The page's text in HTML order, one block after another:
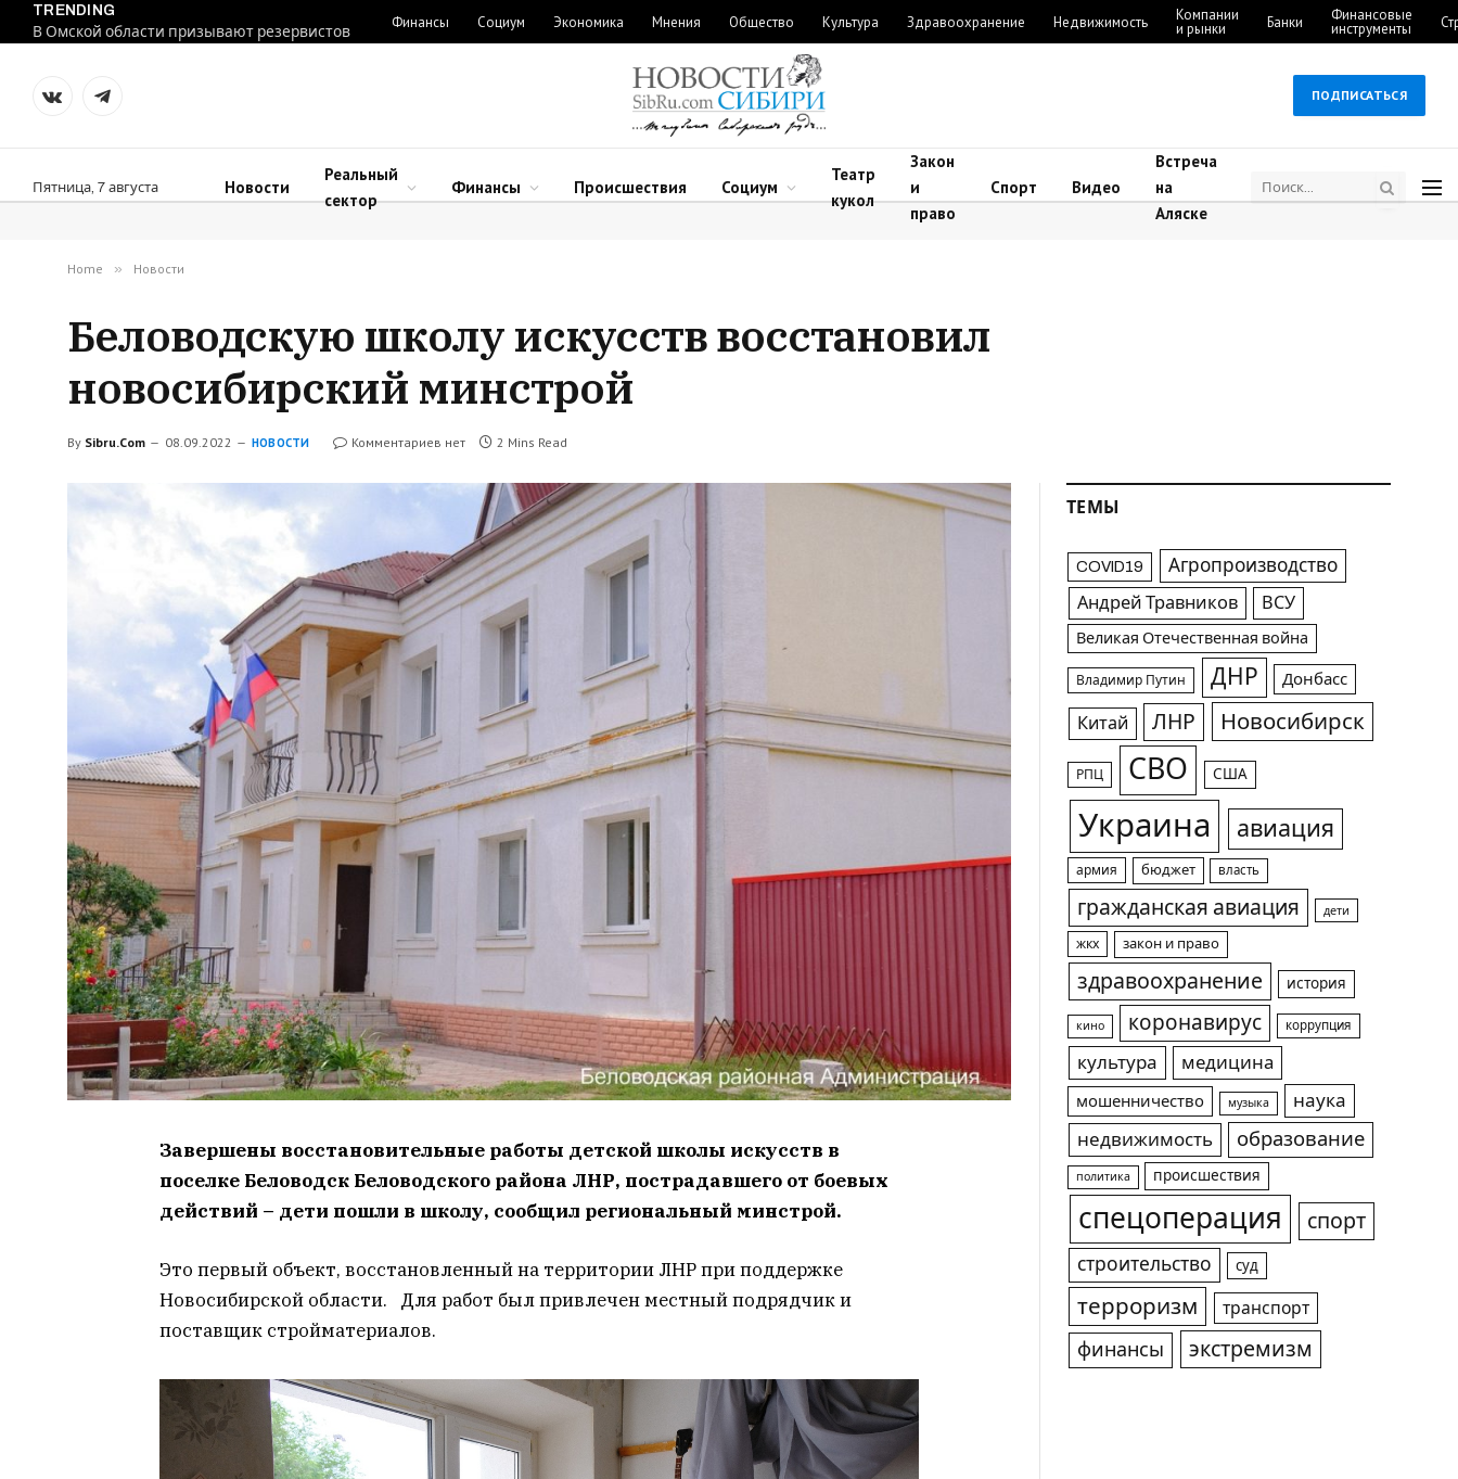
TRENDING
В Омской области призывают резервистов
Финансы Социум Экономика Мнения Общество Культура Здравоохранение Недвижимость Компании
и рынки Банки Финансовые
инструменты
VKontakteTelegram
ПОДПИСАТЬСЯ
Пятница, 7 августа Новости
Реальный
сектор
Финансы Происшествия Социум
Театр
кукол
Закон
и
право
Спорт Видео
Встреча
на
Аляске
Home » Новости
Беловодскую школу искусств восстановил
новосибирский минстрой
By Sibru.Com 08.09.2022 НОВОСТИ Комментариев нет 2 Mins Read
Завершены восстановительные работы детской школы искусств в
поселке Беловодск Беловодского района ЛНР, пострадавшего от боевых
действий – дети пошли в школу, сообщил региональный минстрой.
Это первый объект, восстановленный на территории ЛНР при поддержке
Новосибирской области. Для работ был привлечен местный подрядчик и
поставщик стройматериалов.
ТЕМЫ
COVID19 Агропроизводство
Андрей Травников ВСУ
Великая Отечественная война
Владимир Путин ДНР Донбасс
Китай ЛНР Новосибирск
РПЦ СВО США
Украина авиация
армия бюджет власть
гражданская авиация дети
жкх закон и право
здравоохранение история
кино коронавирус коррупция
культура медицина
мошенничество музыка
наука
недвижимость
образование
политика происшествия
спецоперация спорт
строительство суд
терроризм транспорт
финансы экстремизм